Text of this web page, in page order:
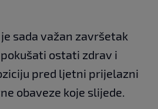
sada važan završetak
ostati zdrav i
pred ljetni prijelazni
obaveze koje slijede.